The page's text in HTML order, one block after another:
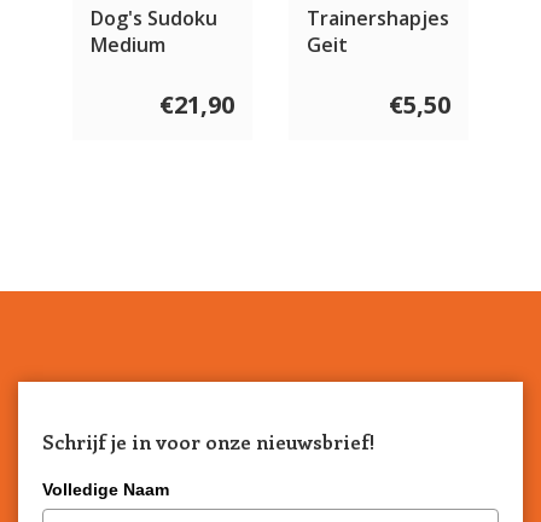
Dog's Sudoku
Medium
€21,90
Trainershapjes
Geit
€5,50
Schrijf je in voor onze nieuwsbrief!
Volledige Naam